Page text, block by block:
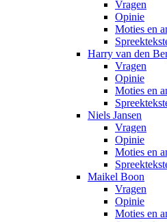
Vragen
Opinie
Moties en
Harry van den
Vragen
Opinie
Moties en
Niels Jansen
Vragen
Opinie
Moties en
Maikel Boon
Vragen
Opinie
Moties en